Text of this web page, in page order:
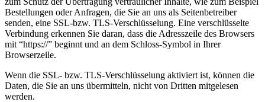
Bestellungen oder Anfragen, die Sie an uns als Seitenbetreiber
senden, eine SSL-bzw. TLS-Verschlüsselung. Eine verschlüsselte
Verbindung erkennen Sie daran, dass die Adresszeile des Browsers
mit “https://” beginnt und an dem Schloss-Symbol in Ihrer
Browserzeile.
Wenn die SSL- bzw. TLS-Verschlüsselung aktiviert ist, können die
Daten, die Sie an uns übermitteln, nicht von Dritten mitgelesen
werden.